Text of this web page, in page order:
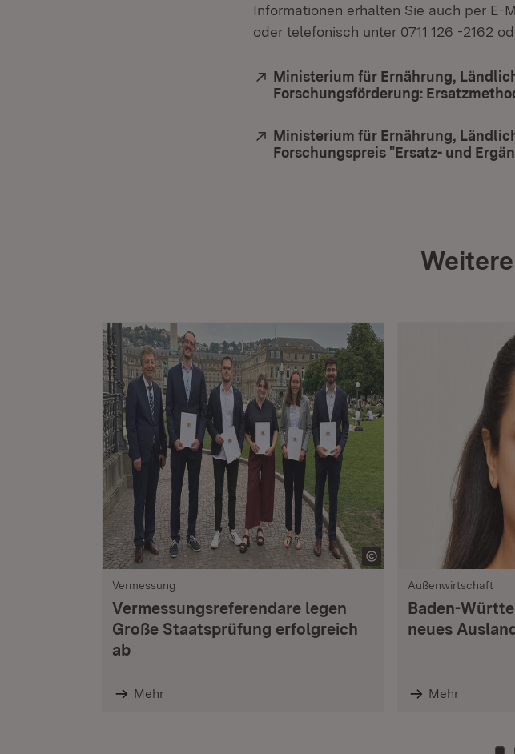
Informationen erhalten Sie auch per E-
oder telefonisch unter 0711 126 -2162
Extern:
Ministerium für Ernährung,
Forschungsförderung:
Extern:
Ministerium für Ernährung,
Forschungspreis "Ersatz- und
Vermessung
Vermessungsreferendare legen
Große Staatsprüfung erfolgreich
ab
Mehr
Außenwirtschaft
Baden-
neues
Mehr